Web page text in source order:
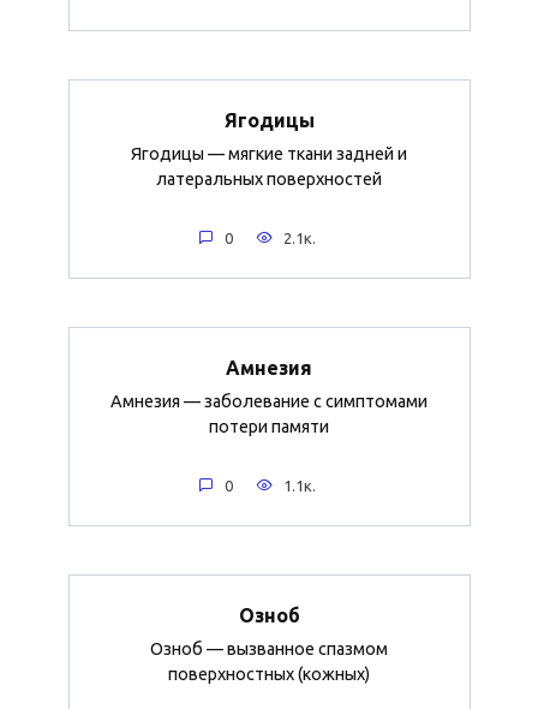
Ягодицы
Ягодицы — мягкие ткани задней и
латеральных поверхностей
0 2.1к.
Амнезия
Амнезия — заболевание с симптомами
потери памяти
0 1.1к.
Озноб
Озноб — вызванное спазмом
поверхностных (кожных)